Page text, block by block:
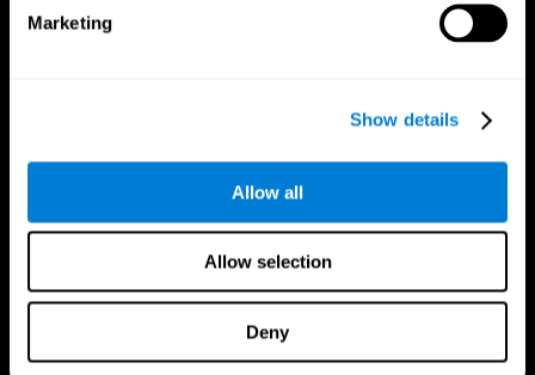
Marketing
Show details
Allow all
Allow selection
Deny
A propos du cerveau
Les parties du cerveau
Neurones
Adultes en bonne santé